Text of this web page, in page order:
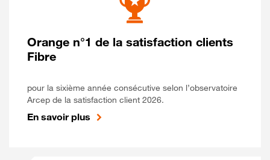
Orange n°1 de la satisfaction clients
Fibre
pour la sixième année consécutive selon l’observatoire
Arcep de la satisfaction client 2026.
En savoir plus